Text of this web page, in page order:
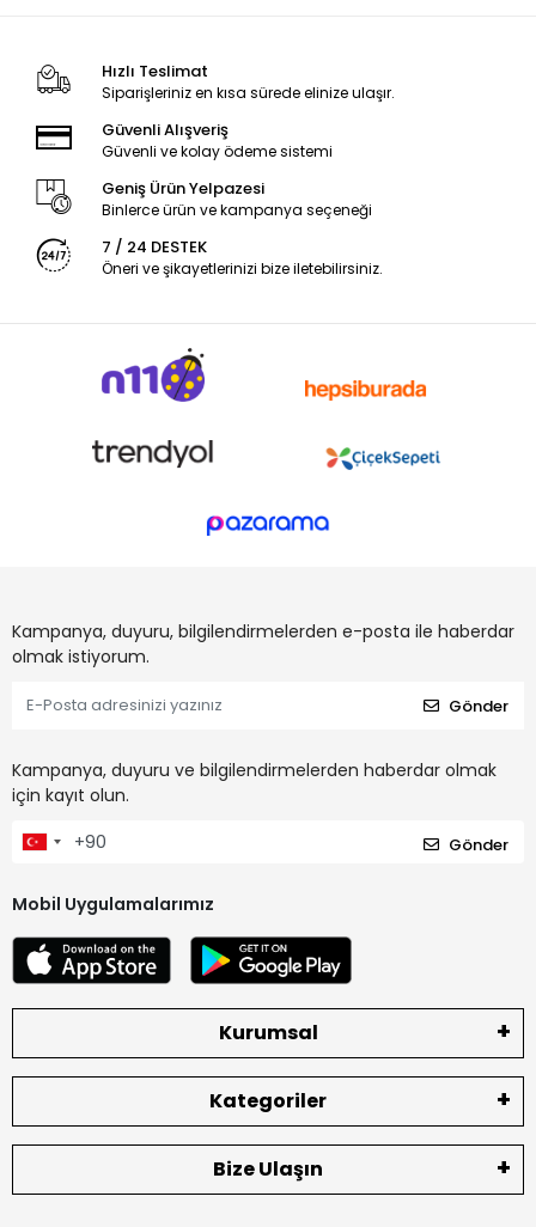
Hızlı Teslimat
Siparişleriniz en kısa sürede elinize ulaşır.
Güvenli Alışveriş
Güvenli ve kolay ödeme sistemi
Geniş Ürün Yelpazesi
Binlerce ürün ve kampanya seçeneği
7 / 24 DESTEK
Öneri ve şikayetlerinizi bize iletebilirsiniz.
Kampanya, duyuru, bilgilendirmelerden e-posta ile haberdar
olmak istiyorum.
Gönder
Kampanya, duyuru ve bilgilendirmelerden haberdar olmak
için kayıt olun.
Gönder
Mobil Uygulamalarımız
Kurumsal
Kategoriler
Bize Ulaşın